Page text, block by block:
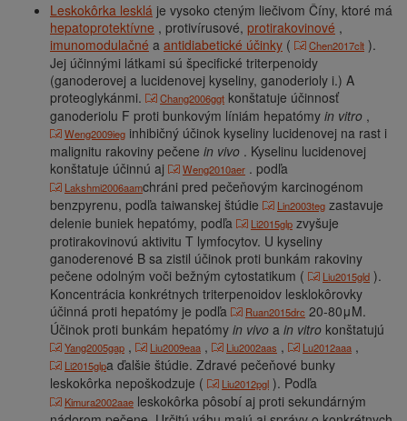
Leskokôrka lesklá je vysoko cteným liečivom Číny, ktoré má
hepatoprotektívne , protivírusové, protirakovinové ,
imunomodulačné a antidiabetické účinky ( Chen2017clt ).
Jej účinnými látkami sú špecifické triterpenoidy
(ganoderovej a lucidenovej kyseliny, ganoderioly i.) A
proteoglykánmi.
Chang2006ggt konštatuje účinnosť
ganoderiolu F proti bunkovým líniám hepatómy in vitro ,
Weng2009ieg inhibičný účinok kyseliny lucidenovej na rast i
malignitu rakoviny pečene in vivo . Kyselinu lucidenovej
konštatuje účinnú aj
Weng2010aer . podľa
Lakshmi2006aamchráni pred pečeňovým karcinogénom
benzpyrenu, podľa taiwanskej štúdie
Lin2003teg zastavuje
delenie buniek hepatómy, podľa
Li2015glp zvyšuje
protirakovinovú aktivitu T lymfocytov. U kyseliny
ganoderenové B sa zistil účinok proti bunkám rakoviny
pečene odolným voči bežným cytostatikum (
Liu2015gld ).
Koncentrácia konkrétnych triterpenoidov lesklokôrovky
účinná proti hepatómy je podľa
Ruan2015drc 20-80μM.
Účinok proti bunkám hepatómy in vivo a in vitro konštatujú
Yang2005gap , Liu2009eaa , Liu2002aas , Lu2012aaa ,
Li2015glpa ďalšie štúdie. Zdravé pečeňové bunky
leskokôrka nepoškodzuje (
Liu2012pgl ). Podľa
Kimura2002aae leskokôrka pôsobí aj proti sekundárným